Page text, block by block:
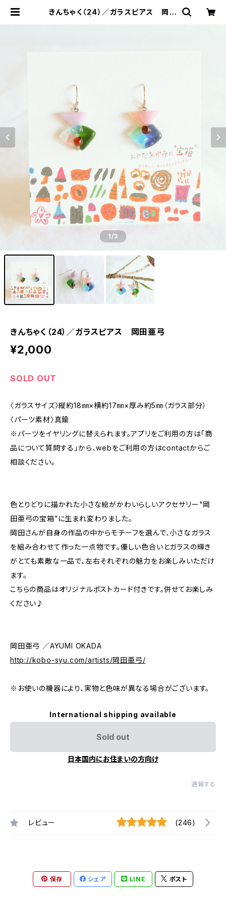
きんちゃく（24）／ガラスピアス 岡田
1/3
きんちゃく（24）／ガラスピアス 岡田亜弓
¥2,000
SOLD OUT
〈ガラスサイズ〉縦約18㎜×横約17㎜×厚み約5㎜（ガラス部分）
〈パーツ素材〉真鍮
※パーツをイヤリングに替えられます。アプリをご利用の方は「商
品について質問する」から、webをご利用の方はcontactからご
相談ください。
色とりどりに描かれた小さな絵がかわいらしいアクセサリー"岡
田亜弓の宝箱”に生まれ変わりました。
岡田さんが自身の作品の中からモチーフを選んで、小さなガラス
を組み合わせて作った一点物です。優しい色合いとガラスの輝き
がとても素敵な一品で、左右それぞれの魅力をお楽しみいただけ
ます。
こちらの商品はオリジナルポストカード付きです。併せてお楽しみ
ください♪
岡田亜弓 ／AYUMI OKADA
http://kobo-syu.com/artists/岡田亜弓/
※お使いの機器により、実物と色味が異なる場合がございます。
International shipping available
Sold out
日本国内にお住まいの方向け
通報する
レビュー (246)
保存 シェア LINE ポスト